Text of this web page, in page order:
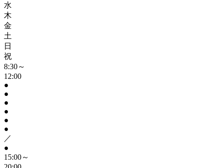
水
木
金
土
日
祝
8:30～
12:00
●
●
●
●
●
●
／
●
15:00～